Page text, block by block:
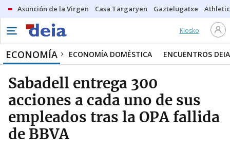
Asunción de la Virgen Casa Targaryen Gaztelugatxe Athletic
Kiosko
ECONOMÍA ECONOMÍA DOMÉSTICA ENCUENTROS DEIA
Sabadell entrega 300
acciones a cada uno de sus
empleados tras la OPA fallida
de BBVA